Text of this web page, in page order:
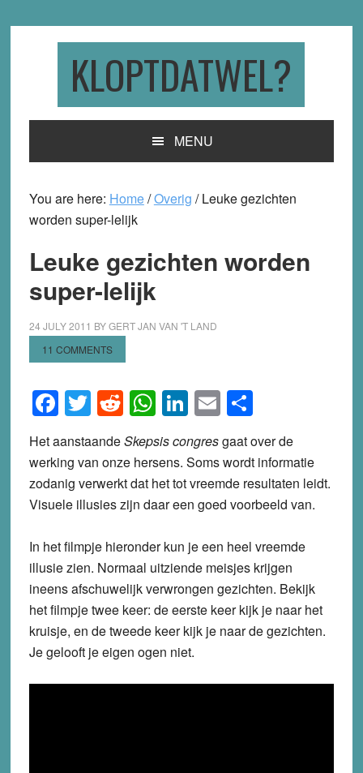
KLOPTDATWEL?
MENU
You are here: Home/Overig /Leuke gezichten
worden super-lelijk
Leuke gezichten worden
super-lelijk
24 JULY 2011 BYGERT JAN VAN 'T LAND
11 COMMENTS
Facebook
Twitter
Reddit
WhatsApp
LinkedIn
EmailShare
Het aanstaandeSkepsis congresgaat over de
werking van onze hersens. Soms wordt informatie
zodanig verwerkt dat het tot vreemde resultaten leidt.
Visuele illusies zijn daar een goed voorbeeld van.
In het filmpje hieronder kun je een heel vreemde
illusie zien. Normaal uitziende meisjes krijgen
ineens afschuwelijk verwrongen gezichten. Bekijk
het filmpje twee keer: de eerste keer kijk je naar het
kruisje, en de tweede keer kijk je naar de gezichten.
Je gelooft je eigen ogen niet.